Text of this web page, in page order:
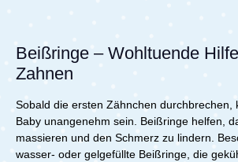
Beißringe – Wohltuende
Zahnen
Sobald die ersten Zähnchen durchbrechen,
Baby unangenehm sein. Beißringe helfen,
massieren und den Schmerz zu lindern.
wasser- oder gelgefüllte Beißringe, die